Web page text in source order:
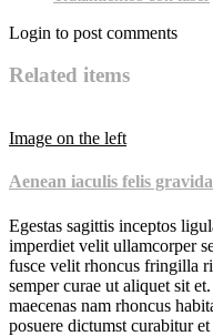
Login to post comments
Related items
Image on the left
Aenean iaculis felis gravida
Egestas sagittis inceptos
imperdiet velit ullamcorper
fusce velit rhoncus fringilla
semper curae ut aliquet sit
maecenas nam rhoncus
posuere dictumst curabitur